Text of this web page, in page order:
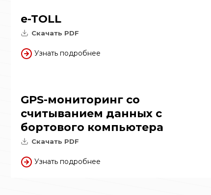
e-TOLL
Скачать PDF
Узнать подробнее
GPS-мониторинг со
считыванием данных с
бортового компьютера
Скачать PDF
Узнать подробнее